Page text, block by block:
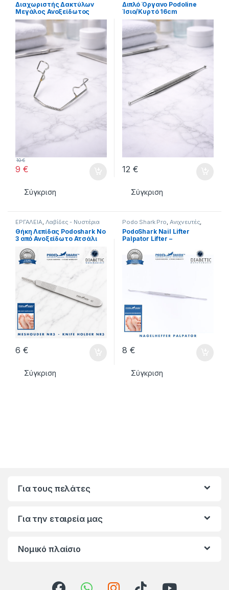
Διαχωριστής Δακτύλων
Μεγάλος Ανοξείδωτος
(Stainless Steel)
9 €
10€
Σύγκριση
Διπλό Όργανο Podoline
Ίσιο/Κυρτό 16cm
(Ανοξείδωτο)
12 €
Σύγκριση
ΕΡΓΑΛΕΙΑ, Λαβίδες - Νυστέρια
Θήκη Λεπίδας Podoshark No
3 από Ανοξείδωτο Ατσάλι
6 €
Σύγκριση
Podo Shark Pro, Ανιχνευτές,
ΕΡΓΑΛΕΙΑ
PodoShark Nail Lifter
Palpator Lifter –
Ποδολογίας
8 €
Σύγκριση
Για τους πελάτες
Για την εταιρεία μας
Νομικό πλαίσιο